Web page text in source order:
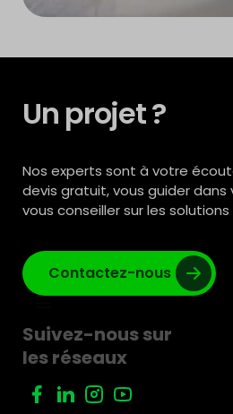
Un projet ?
Nos experts sont à votre
devis gratuit, vous guider dans
vous conseiller sur les
Contactez-nous
Suivez-nous sur
les réseaux